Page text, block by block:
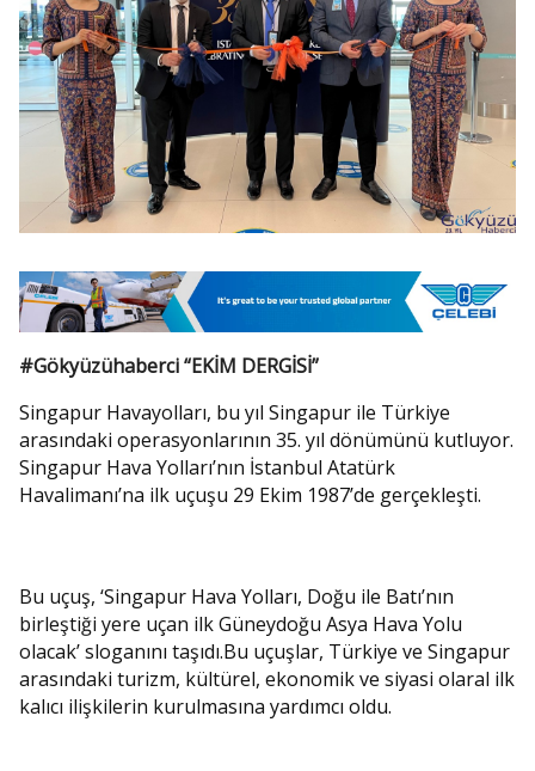
#Gökyüzühaberci “EKİM DERGİSİ”
Singapur Havayolları, bu yıl Singapur ile Türkiye
arasındaki operasyonlarının 35. yıl dönümünü kutluyor.
Singapur Hava Yolları’nın İstanbul Atatürk
Havalimanı’na ilk uçuşu 29 Ekim 1987’de gerçekleşti.
Bu uçuş, ‘Singapur Hava Yolları, Doğu ile Batı’nın
birleştiği yere uçan ilk Güneydoğu Asya Hava Yolu
olacak’ sloganını taşıdı.Bu uçuşlar, Türkiye ve Singapur
arasındaki turizm, kültürel, ekonomik ve siyasi olaral ilk
kalıcı ilişkilerin kurulmasına yardımcı oldu.